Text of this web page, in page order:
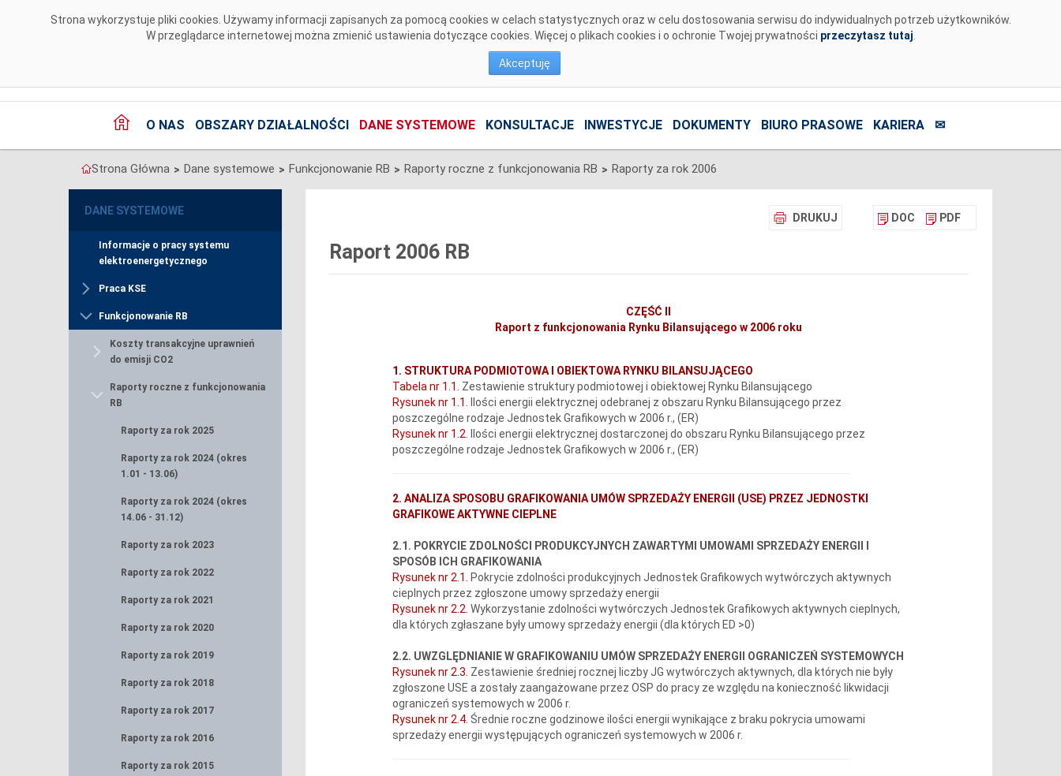
Strona wykorzystuje pliki cookies. Używamy informacji zapisanych za pomocą cookies w celach statystycznych oraz w celu dostosowania serwisu do indywidualnych potrzeb użytkowników.
W przeglądarce internetowej można zmienić ustawienia dotyczące cookies. Więcej o plikach cookies i o ochronie Twojej prywatności przeczytasz tutaj
Akceptuję
O NAS OBSZARY DZIAŁALNOŚCI DANE SYSTEMOWE KONSULTACJE INWESTYCJE DOKUMENTY BIURO PRASOWE KARIERA ✉
Strona Główna > Dane systemowe > Funkcjonowanie RB > Raporty roczne z funkcjonowania RB > Raporty za rok 2006
DANE SYSTEMOWE
Informacje o pracy systemu
elektroenergetycznego
Praca KSE
Funkcjonowanie RB
Koszty transakcyjne uprawnień
do emisji CO2
Raporty roczne z funkcjonowania
RB
Raporty za rok 2025
Raporty za rok 2024 (okres
1.01 - 13.06)
Raporty za rok 2024 (okres
14.06 - 31.12)
Raporty za rok 2023
Raporty za rok 2022
Raporty za rok 2021
Raporty za rok 2020
Raporty za rok 2019
Raporty za rok 2018
Raporty za rok 2017
Raporty za rok 2016
Raporty za rok 2015
DRUKUJ DOC PDF
Raport 2006 RB
CZĘŚĆ II
Raport z funkcjonowania Rynku Bilansującego w 2006 roku
1. STRUKTURA PODMIOTOWA I OBIEKTOWA RYNKU BILANSUJĄCEGO
Tabela nr 1.1.
Zestawienie struktury podmiotowej i obiektowej Rynku Bilansującego
Rysunek nr 1.1.
Ilości energii elektrycznej odebranej z obszaru Rynku Bilansującego przez
poszczególne rodzaje Jednostek Grafikowych w 2006 r., (ER)
Rysunek nr 1.2 . Ilości energii elektrycznej dostarczonej do obszaru Rynku Bilansującego przez
poszczególne rodzaje Jednostek Grafikowych w 2006 r., (ER)
2. ANALIZA SPOSOBU GRAFIKOWANIA UMÓW SPRZEDAŻY ENERGII (USE) PRZEZ JEDNOSTKI
GRAFIKOWE AKTYWNE CIEPLNE
2.1. POKRYCIE ZDOLNOŚCI PRODUKCYJNYCH ZAWARTYMI UMOWAMI SPRZEDAŻY ENERGII I
SPOSÓB ICH GRAFIKOWANIA
Rysunek nr 2.1.
Pokrycie zdolności produkcyjnych Jednostek Grafikowych wytwórczych aktywnych
cieplnych przez zgłoszone umowy sprzedaży energii
Rysunek nr 2.2. Wykorzystanie zdolności wytwórczych Jednostek Grafikowych aktywnych cieplnych,
dla których zgłaszane były umowy sprzedaży energii (dla których ED >0)
2.2. UWZGLĘDNIANIE W GRAFIKOWANIU UMÓW SPRZEDAŻY ENERGII OGRANICZEŃ SYSTEMOWYCH
Rysunek nr 2.3. Zestawienie średniej rocznej liczby JG wytwórczych aktywnych, dla których nie były
zgłoszone USE a zostały zaangażowane przez OSP do pracy ze względu na konieczność likwidacji
ograniczeń systemowych w 2006 r.
Rysunek nr 2.4. Średnie roczne godzinowe ilości energii wynikające z braku pokrycia umowami
sprzedaży energii występujących ograniczeń systemowych w 2006 r.